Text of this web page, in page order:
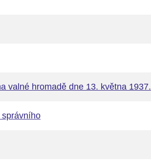
valné hromadě dne 13. května 1937.
správního